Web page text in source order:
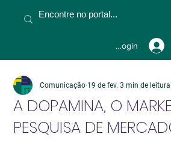
Fazer Login
A DOPAMINA, O
PESQUISA DE
Comunicação 19 de fev. 3 min de leitura